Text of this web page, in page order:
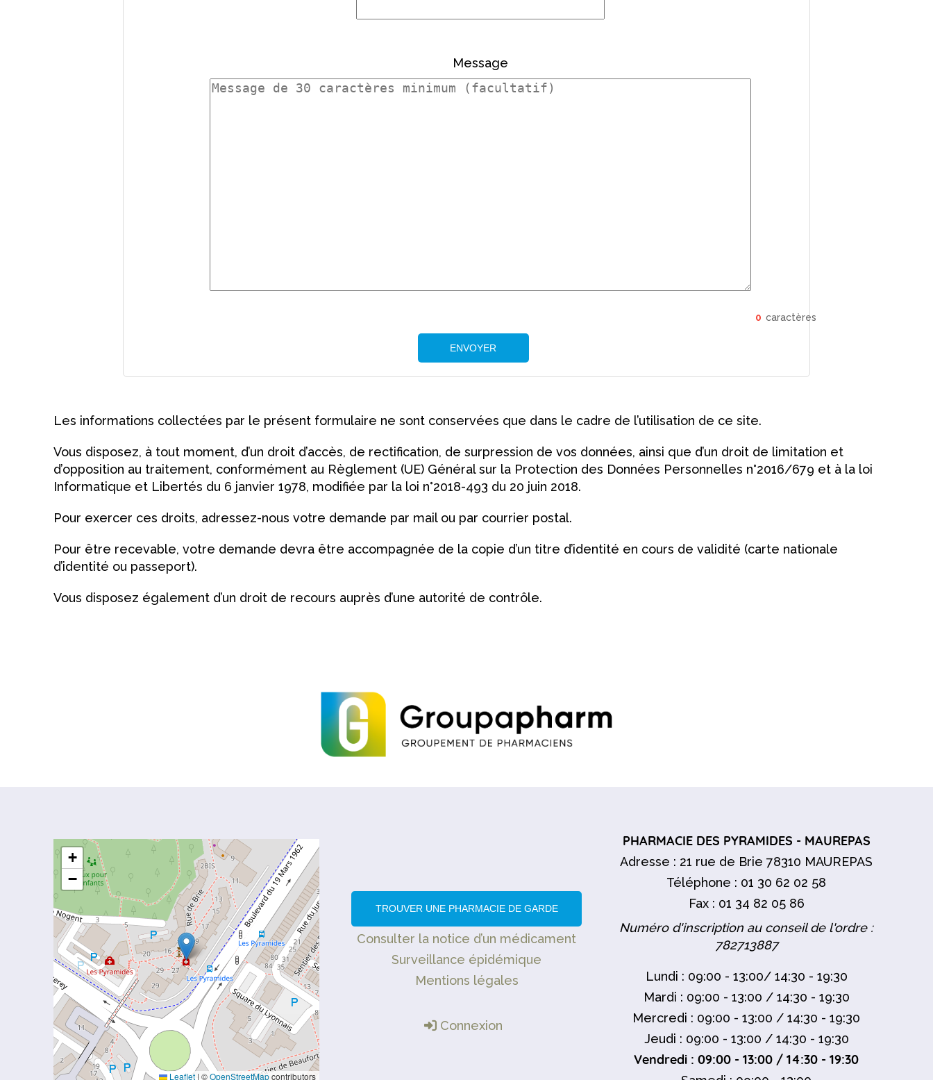
Message
0 caractères
ENVOYER
Les informations collectées par le présent formulaire ne sont conservées que dans le cadre de l’utilisation de ce site.
Vous disposez, à tout moment, d’un droit d’accès, de rectification, de surpression de vos données, ainsi que d’un droit de limitation et
d’opposition au traitement, conformément au Règlement (UE) Général sur la Protection des Données Personnelles n°2016/679 et à la loi
Informatique et Libertés du 6 janvier 1978, modifiée par la loi n°2018-493 du 20 juin 2018.
Pour exercer ces droits, adressez-nous votre demande par mail ou par courrier postal.
Pour être recevable, votre demande devra être accompagnée de la copie d’un titre d’identité en cours de validité (carte nationale
d’identité ou passeport).
Vous disposez également d’un droit de recours auprès d’une autorité de contrôle.
+
−
Leaflet | ©OpenStreetMapcontributors
TROUVER UNE PHARMACIE DE GARDE
Consulter la notice d’un médicament
Surveillance épidémique
Mentions légales
Connexion
PHARMACIE DES PYRAMIDES - MAUREPAS
Adresse : 21 rue de Brie 78310 MAUREPAS
Téléphone : 01 30 62 02 58
Fax : 01 34 82 05 86
Numéro d'inscription au conseil de l'ordre :
782713887
Lundi : 09:00 - 13:00/ 14:30 - 19:30
Mardi : 09:00 - 13:00 / 14:30 - 19:30
Mercredi : 09:00 - 13:00 / 14:30 - 19:30
Jeudi : 09:00 - 13:00 / 14:30 - 19:30
Vendredi : 09:00 - 13:00 / 14:30 - 19:30